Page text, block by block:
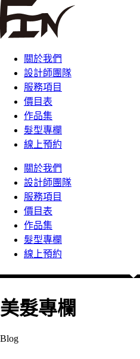
關於我們
設計師團隊
服務項目
價目表
作品集
髮型專欄
線上預約
關於我們
設計師團隊
服務項目
價目表
作品集
髮型專欄
線上預約
美髮專欄
Blog